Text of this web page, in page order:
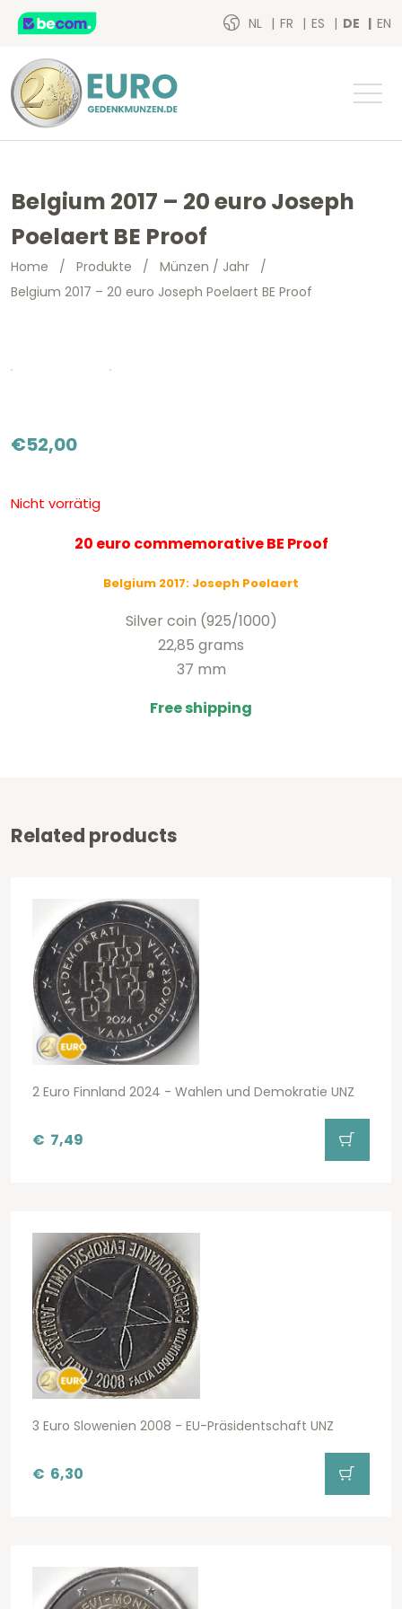
NL FR ES DE EN
Belgium 2017 – 20 euro Joseph
Poelaert BE Proof
Home / Produkte / Münzen / Jahr /
Belgium 2017 – 20 euro Joseph Poelaert BE Proof
€52,00
Nicht vorrätig
20 euro commemorative BE Proof
Belgium 2017: Joseph Poelaert
Silver coin (925/1000)
22,85 grams
37 mm
Free shipping
Related products
2 Euro Finnland 2024 - Wahlen und Demokratie UNZ
€ 7,49
3 Euro Slowenien 2008 - EU-Präsidentschaft UNZ
€ 6,30